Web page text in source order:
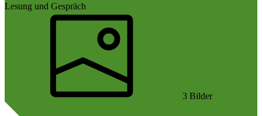
Lesung und Gespräch
3 Bilder